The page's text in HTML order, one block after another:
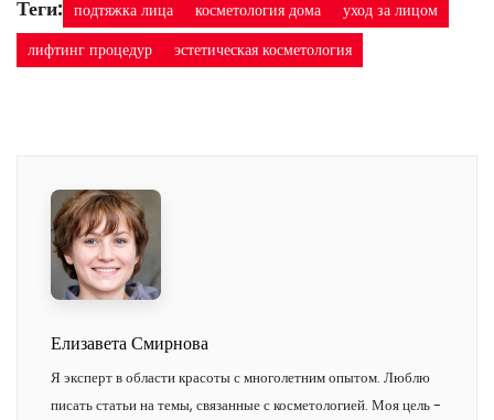
Теги: подтяжка лица косметология дома
уход за лицом
лифтинг процедур
эстетическая косметология
Елизавета Смирнова
Я эксперт в области красоты с многолетним опытом. Люблю
писать статьи на темы, связанные с косметологией. Моя цель -